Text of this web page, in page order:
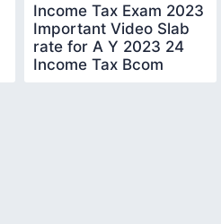
Income Tax Exam 2023
Important Video Slab
rate for A Y 2023 24
Income Tax Bcom